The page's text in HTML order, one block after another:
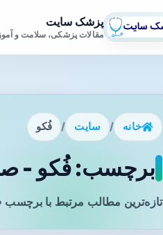
پزشک سایت
مقالات پزشکی، سلامت و
خانه / سایت / فُکو
برچسب: فُکو -
تازه‌ترین مطالب مرتبط با